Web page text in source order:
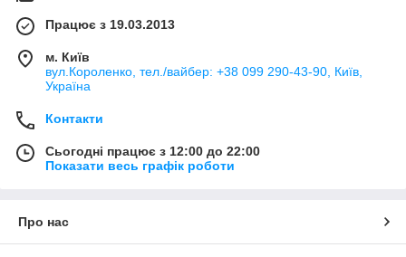
Працює з 19.03.2013
м. Київ
вул.Короленко, тел./вайбер: +38 099 290-43-90, Київ,
Україна
Контакти
Сьогодні працює з 12:00 до 22:00
Показати весь графік роботи
Про нас